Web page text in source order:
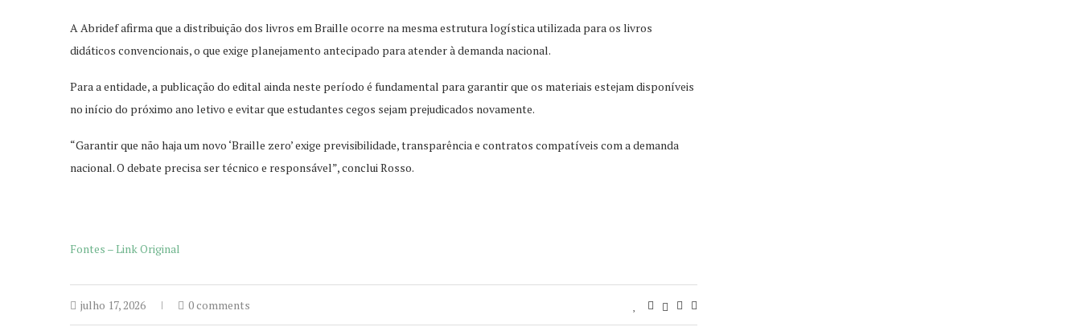
A Abridef afirma que a distribuição dos livros em Braille ocorre na mesma estrutura logística utilizada para os livros
didáticos convencionais, o que exige planejamento antecipado para atender à demanda nacional.
Para a entidade, a publicação do edital ainda neste período é fundamental para garantir que os materiais estejam disponíveis
no início do próximo ano letivo e evitar que estudantes cegos sejam prejudicados novamente.
“Garantir que não haja um novo ‘Braille zero’ exige previsibilidade, transparência e contratos compatíveis com a demanda
nacional. O debate precisa ser técnico e responsável”, conclui Rosso.
Fontes – Link Original
julho 17, 2026 0 comments